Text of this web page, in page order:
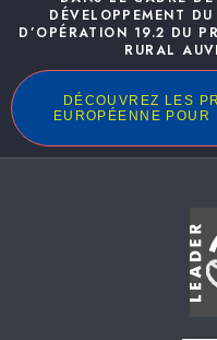
DÉVELOPPEMENT
D’OPÉRATION 19.2 DU
RURAL
DÉCOUVREZ LES
EUROPÉENNE